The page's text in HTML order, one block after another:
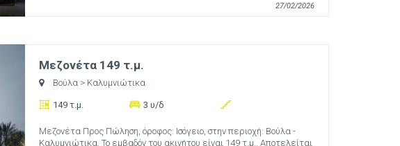
27/02/2026
Μεζονέτα 149 τ.μ.
Βούλα > Καλυμνιώτικα
149 τ.μ. 3 υ/δ
Μεζονέτα Προς Πώληση, όροφος: Ισόγειο, στην περιοχή: Βούλα -
Καλυμνιώτικα. Το εμβαδόν του ακινήτου είναι 149 τ.μ.. Αποτελείται